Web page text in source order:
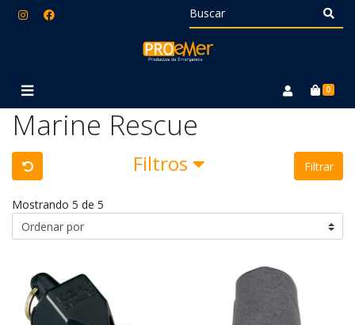
0
Marine Rescue
Filtros Filtrar
Mostrando 5 de 5